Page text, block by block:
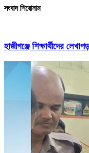
সংবাদ শিরোনাম
হাজীগঞ্জে শিক্ষার্থীদের